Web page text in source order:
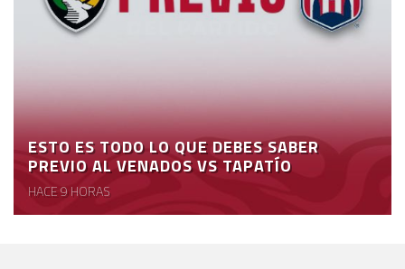
ESTO ES TODO LO QUE DEBES SABER
PREVIO AL VENADOS VS TAPATÍO
HACE 9 HORAS